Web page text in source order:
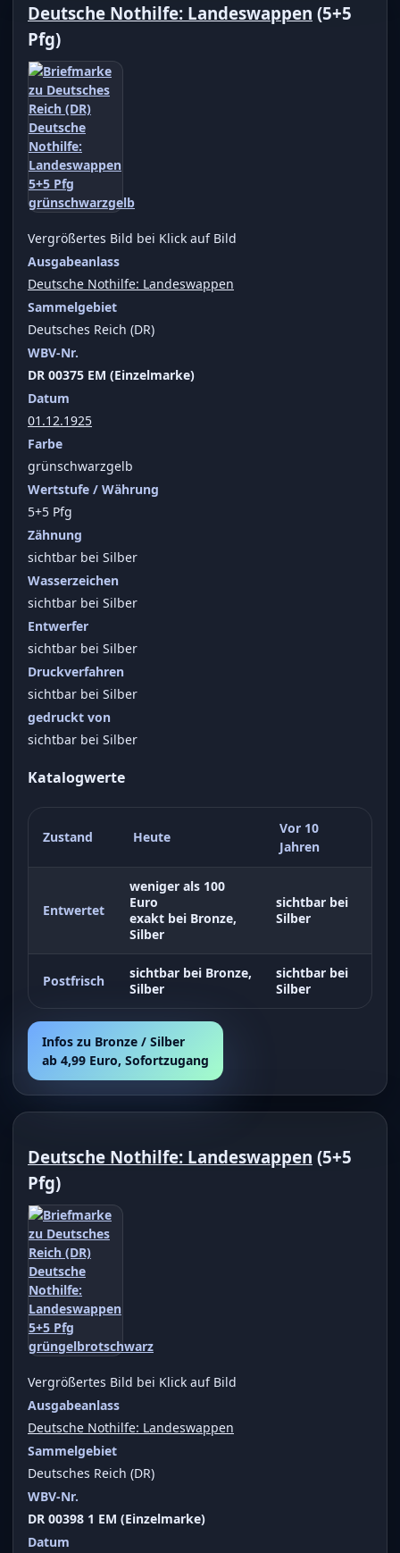
Deutsche Nothilfe: Landeswappen (5+5
Pfg)
Vergrößertes Bild bei Klick auf Bild
Ausgabeanlass
Deutsche Nothilfe: Landeswappen
Sammelgebiet
Deutsches Reich (DR)
WBV-Nr.
DR 00375 EM (Einzelmarke)
Datum
01.12.1925
Farbe
grünschwarzgelb
Wertstufe / Währung
5+5 Pfg
Zähnung
sichtbar bei Silber
Wasserzeichen
sichtbar bei Silber
Entwerfer
sichtbar bei Silber
Druckverfahren
sichtbar bei Silber
gedruckt von
sichtbar bei Silber
Katalogwerte
Zustand Heute
Vor 10
Jahren
Entwertet
weniger als 100
Euro
exakt bei Bronze,
Silber
sichtbar bei
Silber
Postfrisch
sichtbar bei Bronze,
Silber
sichtbar bei
Silber
Infos zu Bronze / Silber
ab 4,99 Euro, Sofortzugang
Deutsche Nothilfe: Landeswappen (5+5
Pfg)
Vergrößertes Bild bei Klick auf Bild
Ausgabeanlass
Deutsche Nothilfe: Landeswappen
Sammelgebiet
Deutsches Reich (DR)
WBV-Nr.
DR 00398 1 EM (Einzelmarke)
Datum